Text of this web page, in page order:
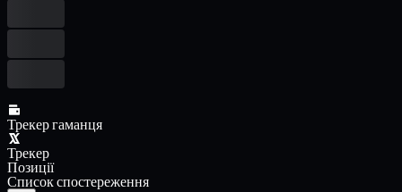
Трекер гаманця
Трекер
Позиції
Список спостереження